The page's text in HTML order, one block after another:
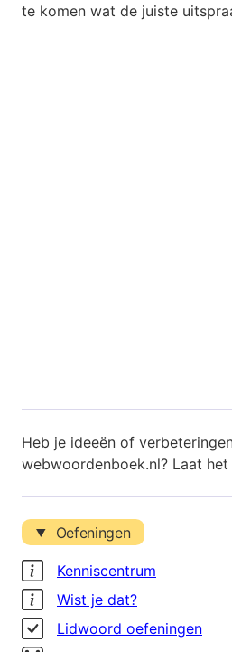
te komen wat de juiste
Heb je ideeën of
webwoordenboek.nl? Laat
Oefeningen
Kenniscentrum
Wist je dat?
Lidwoord oefeningen